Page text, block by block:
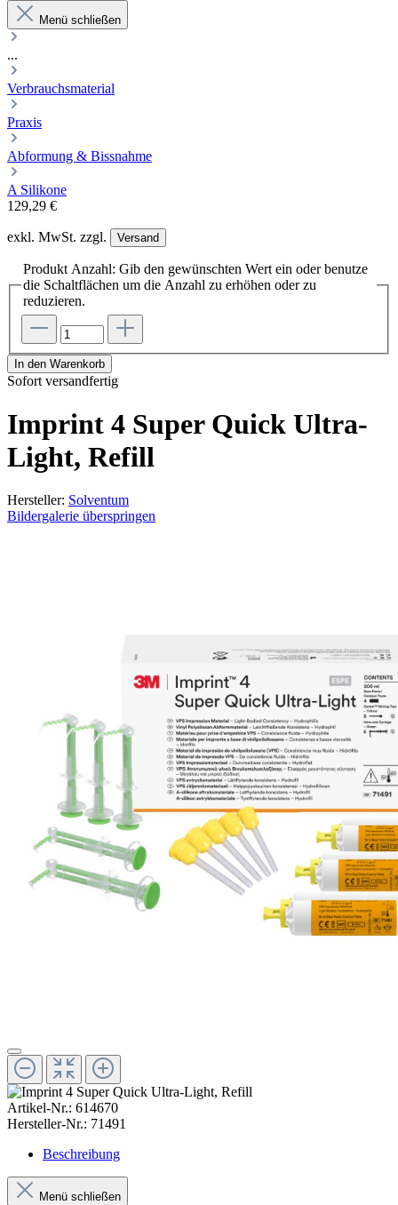
Menü schließen
...
Verbrauchsmaterial
Praxis
Abformung & Bissnahme
A Silikone
129,29 €
exkl. MwSt. zzgl. Versand
Produkt Anzahl: Gib den gewünschten Wert ein oder benutze
die Schaltflächen um die Anzahl zu erhöhen oder zu
reduzieren.
In den Warenkorb
Sofort versandfertig
Imprint 4 Super Quick Ultra-
Light, Refill
Hersteller: Solventum
Bildergalerie überspringen
Artikel-Nr.: 614670
Hersteller-Nr.: 71491
Beschreibung
Menü schließen